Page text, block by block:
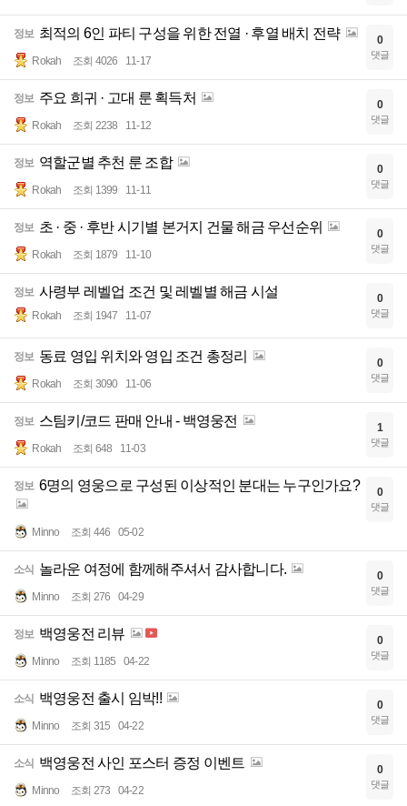
정보 최적의 6인 파티 구성을 위한 전열 · 후열 배치 전략
Rokah 조회 4026 11-17
0
댓글
정보 주요 희귀 · 고대 룬 획득처
Rokah 조회 2238 11-12
0
댓글
정보 역할군별 추천 룬 조합
Rokah 조회 1399 11-11
0
댓글
정보 초 · 중 · 후반 시기별 본거지 건물 해금 우선순위
Rokah 조회 1879 11-10
0
댓글
정보 사령부 레벨업 조건 및 레벨별 해금 시설
Rokah 조회 1947 11-07
0
댓글
정보 동료 영입 위치와 영입 조건 총정리
Rokah 조회 3090 11-06
0
댓글
정보 스팀키/코드 판매 안내 - 백영웅전
Rokah 조회 648 11-03
1
댓글
정보 6명의 영웅으로 구성된 이상적인 분대는 누구인가요?
Minno 조회 446 05-02
0
댓글
소식 놀라운 여정에 함께해주셔서 감사합니다.
Minno 조회 276 04-29
0
댓글
정보 백영웅전 리뷰
Minno 조회 1185 04-22
0
댓글
소식 백영웅전 출시 임박!!
Minno 조회 315 04-22
0
댓글
소식 백영웅전 사인 포스터 증정 이벤트
Minno 조회 273 04-22
0
댓글